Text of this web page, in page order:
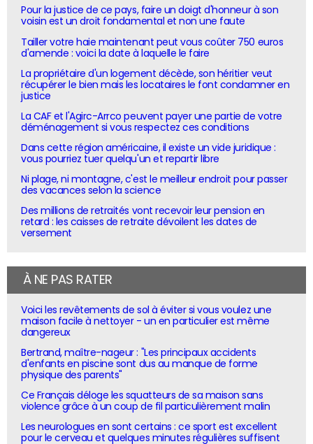
Pour la justice de ce pays, faire un doigt d'honneur à son
voisin est un droit fondamental et non une faute
Tailler votre haie maintenant peut vous coûter 750 euros
d'amende : voici la date à laquelle le faire
La propriétaire d'un logement décède, son héritier veut
récupérer le bien mais les locataires le font condamner en
justice
La CAF et l'Agirc-Arrco peuvent payer une partie de votre
déménagement si vous respectez ces conditions
Dans cette région américaine, il existe un vide juridique :
vous pourriez tuer quelqu'un et repartir libre
Ni plage, ni montagne, c'est le meilleur endroit pour passer
des vacances selon la science
Des millions de retraités vont recevoir leur pension en
retard : les caisses de retraite dévoilent les dates de
versement
À NE PAS RATER
Voici les revêtements de sol à éviter si vous voulez une
maison facile à nettoyer - un en particulier est même
dangereux
Bertrand, maître-nageur : "Les principaux accidents
d'enfants en piscine sont dus au manque de forme
physique des parents"
Ce Français déloge les squatteurs de sa maison sans
violence grâce à un coup de fil particulièrement malin
Les neurologues en sont certains : ce sport est excellent
pour le cerveau et quelques minutes régulières suffisent